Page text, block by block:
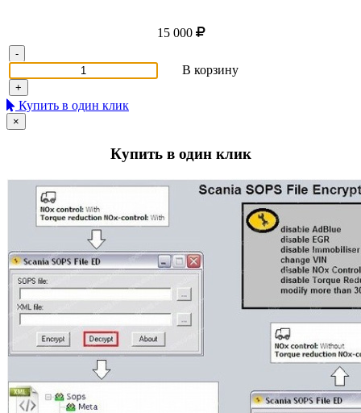
15 000
-
+
В корзину
Купить в один клик
×
Купить в один клик